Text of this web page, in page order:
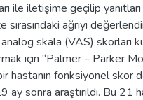
ile iletişime geçilip
sırasındaki ağrıyı
skala (VAS) skorları
için “Palmer – Parker
hastanın fonksiyonel
ay sonra araştırıldı. Bu 21